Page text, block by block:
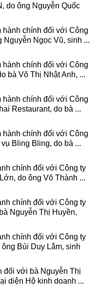
do ông Nguyễn Quốc
hành chính đối với Công
Nguyễn Ngọc Vũ, sinh ...
hành chính đối với Công
bà Võ Thị Nhật Anh, ...
hành chính đối với Công
Restaurant, do bà ...
hành chính đối với Công
Bling Bling, do bà ...
chính đối với Công ty
do ông Võ Thành ...
chính đối với Công ty
Nguyễn Thị Huyền,
chính đối với Công ty
Bùi Duy Lắm, sinh
đối với bà Nguyễn Thị
diện Hộ kinh doanh ...